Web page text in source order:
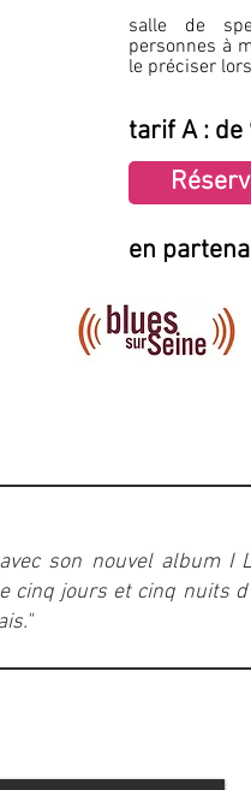
salle de
personnes à
le préciser
tarif A : de
en
son nouvel album I
cinq jours et cinq nuits